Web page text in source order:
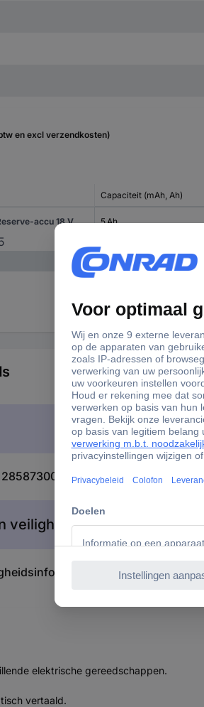
en excl verzendkosten)
Capaciteit (mAh, Ah)
Weidmüller 2860070000 AKKU LI 18B5 Reserve-accu 18 V 5 Ah Li-ion 5 Ah
AKKU LI 18B2 Reserve-
veiligheidsinformatie
3745706 Weidmüller
elektrische gereedschappen.
vertaald.